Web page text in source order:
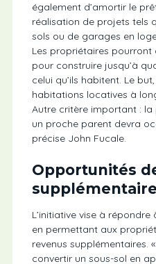
également d’amortir le
réalisation de projets tels
sols ou de garages en
Les propriétaires
pour construire jusqu’à
celui qu’ils habitent. Le
habitations locatives à
Autre critère important :
un proche parent devra
précise John Fucale.
Opportunités
L’initiative vise à
en permettant aux
revenus supplémentaires.
convertir un sous-sol en